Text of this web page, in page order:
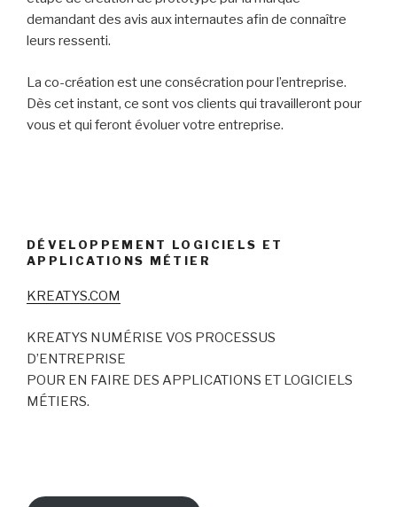
demandant des avis aux internautes afin de connaître
leurs ressenti.
La co-création est une consécration pour l’entreprise.
Dès cet instant, ce sont vos clients qui travailleront pour
vous et qui feront évoluer votre entreprise.
DÉVELOPPEMENT LOGICIELS ET
APPLICATIONS MÉTIER
KREATYS.COM
KREATYS NUMÉRISE VOS PROCESSUS
D’ENTREPRISE
POUR EN FAIRE DES APPLICATIONS ET LOGICIELS
MÉTIERS.